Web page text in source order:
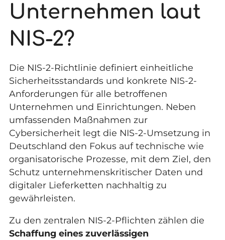
Unternehmen laut
NIS-2?
Die NIS-2-Richtlinie definiert einheitliche
Sicherheitsstandards und konkrete NIS-2-
Anforderungen für alle betroffenen
Unternehmen und Einrichtungen. Neben
umfassenden Maßnahmen zur
Cybersicherheit legt die NIS-2-Umsetzung in
Deutschland den Fokus auf technische wie
organisatorische Prozesse, mit dem Ziel, den
Schutz unternehmenskritischer Daten und
digitaler Lieferketten nachhaltig zu
gewährleisten.
Zu den zentralen NIS-2-Pflichten zählen die
Schaffung eines zuverlässigen